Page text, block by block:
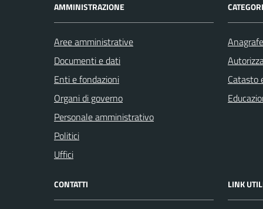
AMMINISTRAZIONE
Aree amministrative
Documenti e dati
Enti e fondazioni
Organi di governo
Personale amministrativo
Politici
Uffici
Catasto
CONTATTI LINK